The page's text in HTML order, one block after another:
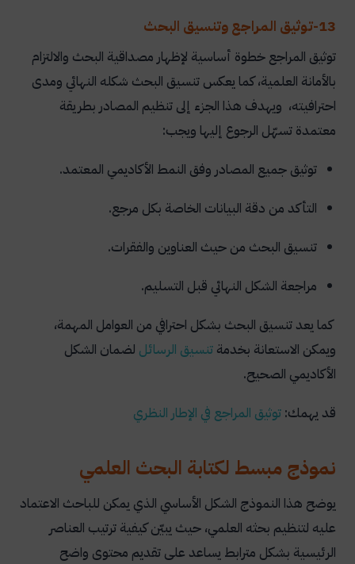
13-توثيق المراجع وتنسيق البحث
توثيق المراجع خطوة أساسية لإظهار مصداقية البحث والالتزام
بالأمانة العلمية، كما يعكس تنسيق البحث شكله النهائي ومدى
احترافيته، ويهدف هذا الجزء إلى تنظيم المصادر بطريقة
معتمدة تسهّل الرجوع إليها ويجب:
توثيق جميع المصادر وفق النمط الأكاديمي المعتمد.
التأكد من دقة البيانات الخاصة بكل مرجع.
تنسيق البحث من حيث العناوين والفقرات.
مراجعة الشكل النهائي قبل التسليم.
كما يعد تنسيق البحث بشكل احترافي من العوامل المهمة،
ويمكن الاستعانة بخدمة تنسيق الرسائل لضمان الشكل
الأكاديمي الصحيح.
قد يهمك: توثيق المراجع في الإطار النظري
نموذج مبسط لكتابة البحث العلمي
يوضح هذا النموذج الشكل الأساسي الذي يمكن للباحث الاعتماد
عليه لتنظيم بحثه العلمي، حيث يبيّن كيفية ترتيب العناصر
الرئيسية بشكل مترابط يساعد على تقديم محتوى واضح